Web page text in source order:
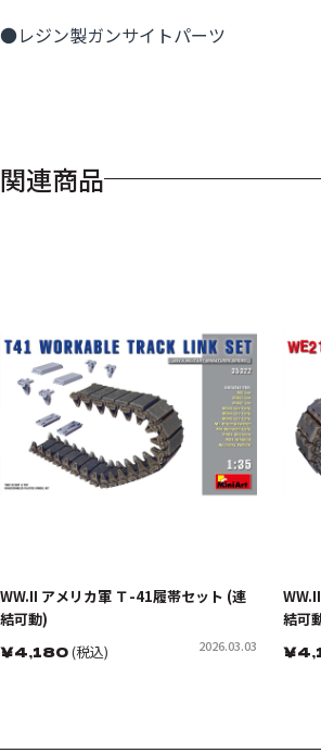
●レジン製ガンサイトパーツ
関連商品
WW.II アメリカ軍 Ｔ-41履帯セット (連
結可動)
￥4,180(税込) 2026.03.03
結可
￥